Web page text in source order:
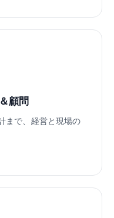
顧問
まで、経営と現場の